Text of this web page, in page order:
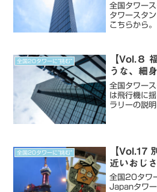
全国タワー
タワースタ
こちらから
ーにいって
んな焦燥感
全国20タワーに”挑む”
【Vol.８
うな、細
全国タワー
は飛行機に
ラリーの説
全国20タワーに”挑む”
【Vol.17
近いおじ
全国20タワ
Japanタワ